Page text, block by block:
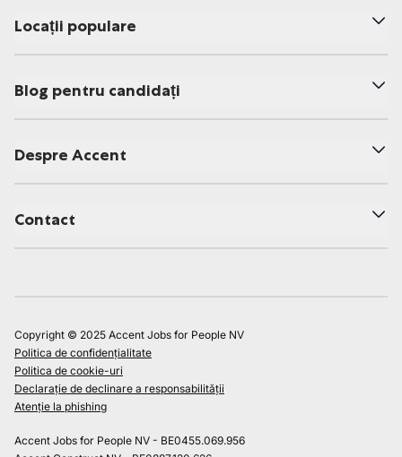
Locații populare
Blog pentru candidați
Despre Accent
Contact
Copyright © 2025 Accent Jobs for People NV
Politica de confidențialitate
Politica de cookie-uri
Declarație de declinare a responsabilității
Atenție la phishing
Accent Jobs for People NV - BE0455.069.956